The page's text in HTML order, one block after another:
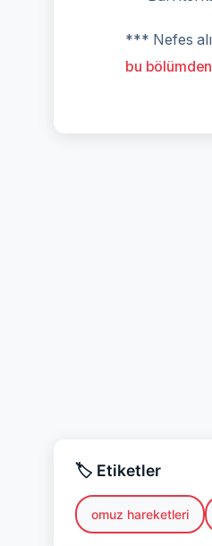
*** Nefes
bu bölümden
🏷️ Etiketler
omuz hareketleri